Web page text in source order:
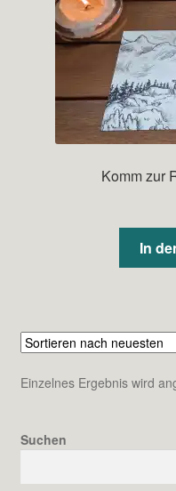
Komm zur
In
Einzelnes Ergebnis wird
Suchen